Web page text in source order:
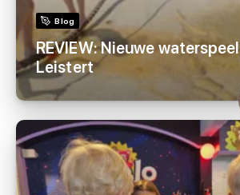
Blog
REVIEW: Nieuwe
Leistert